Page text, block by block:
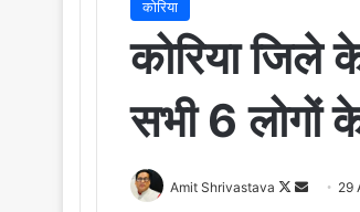
कोरिया
कोरिया जिले
सभी 6 लोगों
Amit Shrivastava
F
29